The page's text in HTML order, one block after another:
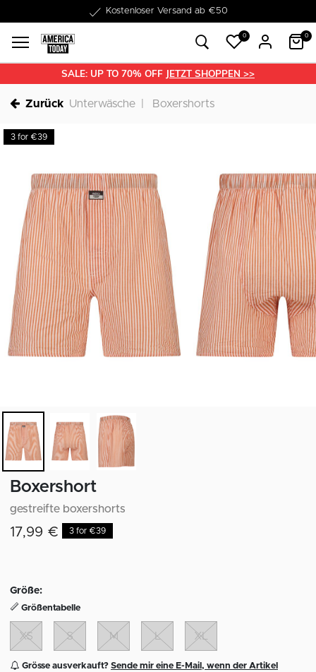
1-3 Werktage Lieferzeit
0 0
SALE: UP TO 70% OFF JETZT SHOPPEN >>
Zurück Unterwäsche Boxershorts
3 for €39
Boxershort
gestreifte boxershorts
17,99 € 3 for €39
Größe:
Größentabelle
XS S M L XL
Grösse ausverkauft? Sende mir eine E-Mail, wenn der Artikel